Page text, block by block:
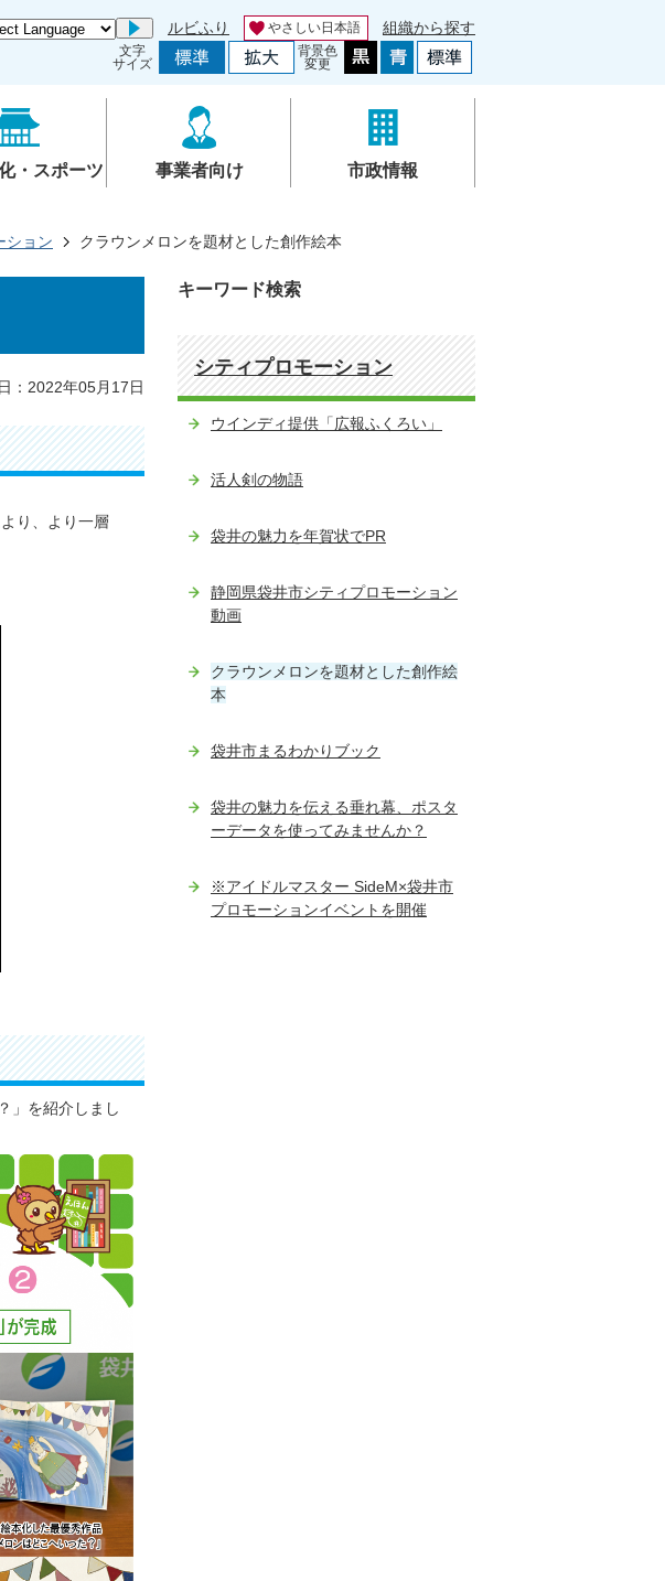
Go ルビふり やさしい日本語 組織から探す
文字
サイズ
背景色
変更
・スポーツ 事業者向け 市政情報
ション クラウンメロンを題材とした創作絵本
：2022年05月17日
り、より一層
」を紹介しまし
キーワード検索
シティプロモーション
ウインディ提供「広報ふくろい」
活人剣の物語
袋井の魅力を年賀状でPR
静岡県袋井市シティプロモーション
動画
クラウンメロンを題材とした創作絵
本
袋井市まるわかりブック
袋井の魅力を伝える垂れ幕、ポスタ
ーデータを使ってみませんか？
※アイドルマスター SideM×袋井市
プロモーションイベントを開催